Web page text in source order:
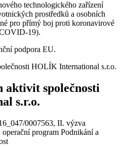
technologického zařízení
prostředků a osobních
pro přímý boj proti koronavirové
19).
podpora EU.
aktivit společnosti
s.r.o.
0007563, II. výzva
program Podnikání a